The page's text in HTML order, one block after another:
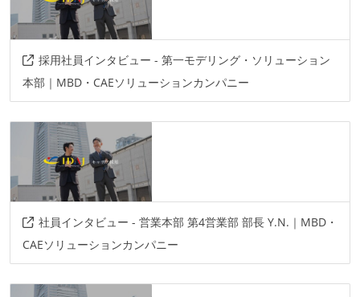
採用社員インタビュー - 第一モデリング・ソリューション
本部｜MBD・CAEソリューションカンパニー
社員インタビュー - 営業本部 第4営業部 部長 Y.N.｜MBD・
CAEソリューションカンパニー